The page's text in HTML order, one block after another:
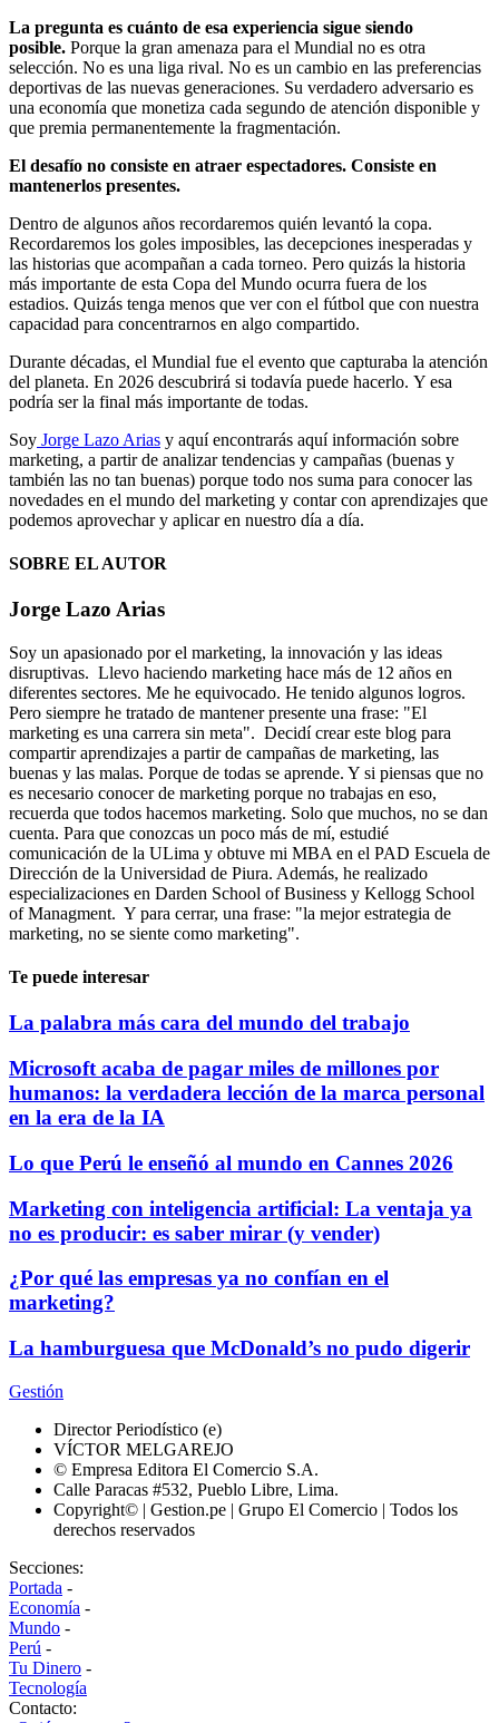
La pregunta es cuánto de esa experiencia sigue siendo
posible. Porque la gran amenaza para el Mundial no es otra
selección. No es una liga rival. No es un cambio en las preferencias
deportivas de las nuevas generaciones. Su verdadero adversario es
una economía que monetiza cada segundo de atención disponible y
que premia permanentemente la fragmentación.
El desafío no consiste en atraer espectadores. Consiste en
mantenerlos presentes.
Dentro de algunos años recordaremos quién levantó la copa.
Recordaremos los goles imposibles, las decepciones inesperadas y
las historias que acompañan a cada torneo. Pero quizás la historia
más importante de esta Copa del Mundo ocurra fuera de los
estadios. Quizás tenga menos que ver con el fútbol que con nuestra
capacidad para concentrarnos en algo compartido.
Durante décadas, el Mundial fue el evento que capturaba la atención
del planeta. En 2026 descubrirá si todavía puede hacerlo. Y esa
podría ser la final más importante de todas.
Soy Jorge Lazo Arias y aquí encontrarás aquí información sobre
marketing, a partir de analizar tendencias y campañas (buenas y
también las no tan buenas) porque todo nos suma para conocer las
novedades en el mundo del marketing y contar con aprendizajes que
podemos aprovechar y aplicar en nuestro día a día.
SOBRE EL AUTOR
Jorge Lazo Arias
Soy un apasionado por el marketing, la innovación y las ideas
disruptivas. Llevo haciendo marketing hace más de 12 años en
diferentes sectores. Me he equivocado. He tenido algunos logros.
Pero siempre he tratado de mantener presente una frase: "El
marketing es una carrera sin meta". Decidí crear este blog para
compartir aprendizajes a partir de campañas de marketing, las
buenas y las malas. Porque de todas se aprende. Y si piensas que no
es necesario conocer de marketing porque no trabajas en eso,
recuerda que todos hacemos marketing. Solo que muchos, no se dan
cuenta. Para que conozcas un poco más de mí, estudié
comunicación de la ULima y obtuve mi MBA en el PAD Escuela de
Dirección de la Universidad de Piura. Además, he realizado
especializaciones en Darden School of Business y Kellogg School
of Managment. Y para cerrar, una frase: "la mejor estrategia de
marketing, no se siente como marketing".
Te puede interesar
La palabra más cara del mundo del trabajo
Microsoft acaba de pagar miles de millones por
humanos: la verdadera lección de la marca personal
en la era de la IA
Lo que Perú le enseñó al mundo en Cannes 2026
Marketing con inteligencia artificial: La ventaja ya
no es producir: es saber mirar (y vender)
¿Por qué las empresas ya no confían en el
marketing?
La hamburguesa que McDonald’s no pudo digerir
Gestión
Director Periodístico (e)
VÍCTOR MELGAREJO
© Empresa Editora El Comercio S.A.
Calle Paracas #532, Pueblo Libre, Lima.
Copyright© | Gestion.pe | Grupo El Comercio | Todos los
derechos reservados
Secciones:
Portada -
Economía -
Mundo -
Perú -
Tu Dinero -
Tecnología
Contacto: